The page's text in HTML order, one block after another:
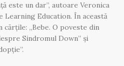
este un dar”, autoare Veronica
Learning Education. În această
cărțile: „Bebe. O poveste din
Sindromul Down” și